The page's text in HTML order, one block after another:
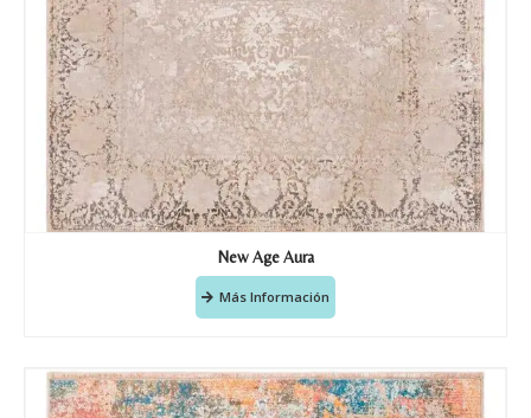
New Age Aura
Más Información
Acuerdo RGPD*
Doy mi consentimiento para que
esta web almacene la
información que envío para que
puedan responder a mi petición.
Recibir mi oferta